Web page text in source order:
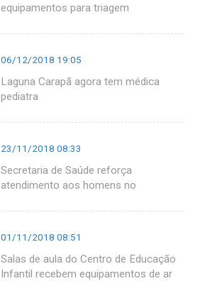
equipamentos para triagem
06/12/2018 19:05
Laguna Carapã agora tem médica
pediatra
23/11/2018 08:33
Secretaria de Saúde reforça
atendimento aos homens no
01/11/2018 08:51
Salas de aula do Centro de Educação
Infantil recebem equipamentos de ar